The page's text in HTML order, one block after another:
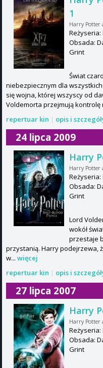
1
Harry Potter
Reżyseria:
Obsada:
Grint
Świat
niebezpiecznym dla
się wojna, której wszyscy od
Voldemorta przejmują kontrolę
repertuar kin | opis i
24 lipca 2009
Harry
Harry Potter
Reżyseria:
Obsada:
Grint
Lord
wokół
przestaje
przystanią. Harry podejrzewa,
w... więcej
repertuar kin | opis i
27 lipca 2007
Harry
Harry Potter
Reżyseria:
Obsada:
Grint